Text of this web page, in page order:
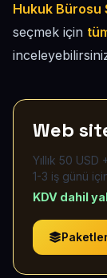
Hukuk Bürosu
seçmek için
Web
Yıllık 50
1-3 iş günü
KDV dahil